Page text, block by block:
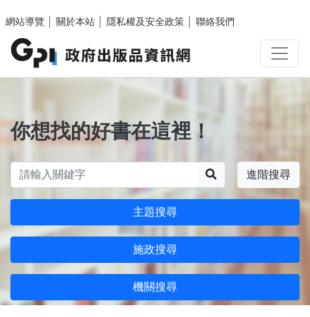
網站導覽
關於本站 隱私權及安全政策 聯絡我們
你想找的好書在這裡！
進階搜尋
主題搜尋
施政搜尋
機關搜尋